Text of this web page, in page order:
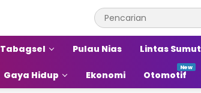
Tabagsel Pulau Nias Lintas Sumut
Gaya Hidup Ekonomi Otomotif